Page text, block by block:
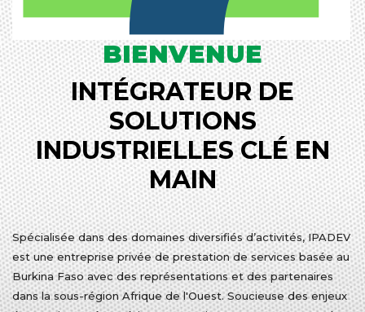
BIENVENUE
INTÉGRATEUR DE
SOLUTIONS
INDUSTRIELLES CLÉ EN
MAIN
Spécialisée dans des domaines diversifiés d’activités, IPADEV
est une entreprise privée de prestation de services basée au
Burkina Faso avec des représentations et des partenaires
dans la sous-région Afrique de l'Ouest. Soucieuse des enjeux